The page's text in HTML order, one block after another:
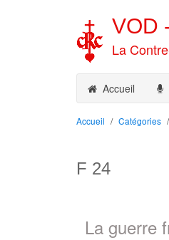
VOD
La
Accueil
Accueil Catégories
F 24
La guerre